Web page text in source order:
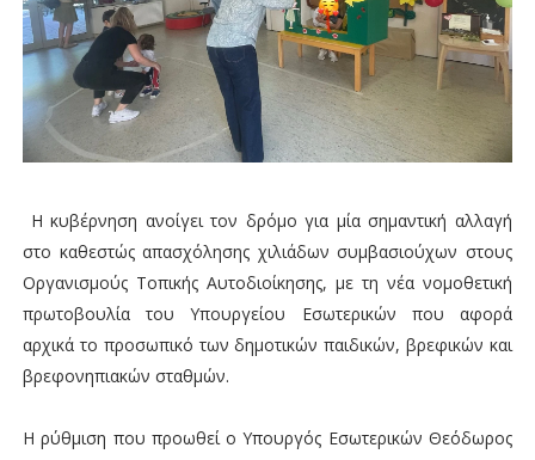
Η κυβέρνηση ανοίγει τον δρόμο για μία σημαντική αλλαγή
στο καθεστώς απασχόλησης χιλιάδων συμβασιούχων στους
Οργανισμούς Τοπικής Αυτοδιοίκησης, με τη νέα νομοθετική
πρωτοβουλία του Υπουργείου Εσωτερικών που αφορά
αρχικά το προσωπικό των δημοτικών παιδικών, βρεφικών και
βρεφονηπιακών σταθμών.
Η ρύθμιση που προωθεί ο Υπουργός Εσωτερικών Θεόδωρος